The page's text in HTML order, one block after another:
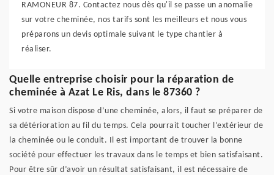
RAMONEUR 87. Contactez nous dès qu'il se passe un anomalie
sur votre cheminée, nos tarifs sont les meilleurs et nous vous
préparons un devis optimale suivant le type chantier à
réaliser.
Quelle entreprise choisir pour la réparation de
cheminée à Azat Le Ris, dans le 87360 ?
Si votre maison dispose d’une cheminée, alors, il faut se préparer de
sa détérioration au fil du temps. Cela pourrait toucher l’extérieur de
la cheminée ou le conduit. Il est important de trouver la bonne
société pour effectuer les travaux dans le temps et bien satisfaisant.
Pour être sûr d’avoir un résultat satisfaisant, il est nécessaire de